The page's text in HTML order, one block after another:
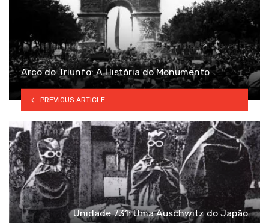
Arco do Triunfo: A História do Monumento
PREVIOUS ARTICLE
Unidade 731: Uma Auschwitz do Japão